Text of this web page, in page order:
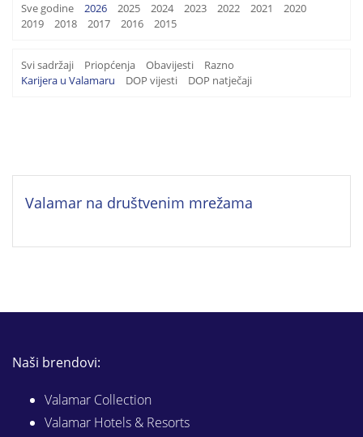
Sve godine 2026 2025 2024 2023 2022 2021
2020
2019
2018 2017 2016 2015
Svi sadržaji Priopćenja Obavijesti
Razno
Karijera u Valamaru
DOP vijesti DOP natječaji
Valamar na društvenim mrežama
Naši brendovi:
Valamar Collection
Valamar Hotels & Resorts